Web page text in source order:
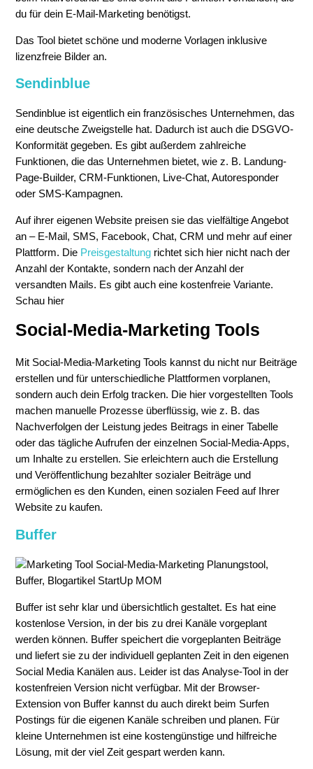
du für dein E-Mail-Marketing benötigst.
Das Tool bietet schöne und moderne Vorlagen inklusive
lizenzfreie Bilder an.
Sendinblue
Sendinblue ist eigentlich ein französisches Unternehmen, das
eine deutsche Zweigstelle hat. Dadurch ist auch die DSGVO-
Konformität gegeben. Es gibt außerdem zahlreiche
Funktionen, die das Unternehmen bietet, wie z. B. Landung-
Page-Builder, CRM-Funktionen, Live-Chat, Autoresponder
oder SMS-Kampagnen.
Auf ihrer eigenen Website preisen sie das vielfältige Angebot
an – E-Mail, SMS, Facebook, Chat, CRM und mehr auf einer
Plattform. Die Preisgestaltung richtet sich hier nicht nach der
Anzahl der Kontakte, sondern nach der Anzahl der
versandten Mails. Es gibt auch eine kostenfreie Variante.
Schau hier
Social-Media-Marketing Tools
Mit Social-Media-Marketing Tools kannst du nicht nur Beiträge
erstellen und für unterschiedliche Plattformen vorplanen,
sondern auch dein Erfolg tracken. Die hier vorgestellten Tools
machen manuelle Prozesse überflüssig, wie z. B. das
Nachverfolgen der Leistung jedes Beitrags in einer Tabelle
oder das tägliche Aufrufen der einzelnen Social-Media-Apps,
um Inhalte zu erstellen. Sie erleichtern auch die Erstellung
und Veröffentlichung bezahlter sozialer Beiträge und
ermöglichen es den Kunden, einen sozialen Feed auf Ihrer
Website zu kaufen.
Buffer
Buffer ist sehr klar und übersichtlich gestaltet. Es hat eine
kostenlose Version, in der bis zu drei Kanäle vorgeplant
werden können. Buffer speichert die vorgeplanten Beiträge
und liefert sie zu der individuell geplanten Zeit in den eigenen
Social Media Kanälen aus. Leider ist das Analyse-Tool in der
kostenfreien Version nicht verfügbar. Mit der Browser-
Extension von Buffer kannst du auch direkt beim Surfen
Postings für die eigenen Kanäle schreiben und planen. Für
kleine Unternehmen ist eine kostengünstige und hilfreiche
Lösung, mit der viel Zeit gespart werden kann.